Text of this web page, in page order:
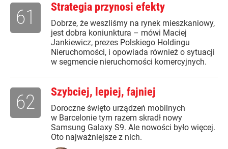
Strategia przynosi efekty
Dobrze, że weszliśmy na rynek mieszkaniowy,
jest dobra koniunktura – mówi Maciej
Jankiewicz, prezes Polskiego Holdingu
Nieruchomości, i opowiada również o sytuacji
w segmencie nieruchomości komercyjnych.
61
Szybciej, lepiej, fajniej
Doroczne święto urządzeń mobilnych
w Barcelonie tym razem skradł nowy
Samsung Galaxy S9. Ale nowości było więcej.
Oto najważniejsze z nich.
62